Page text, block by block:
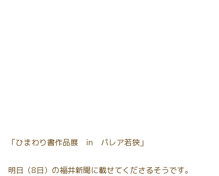
「ひまわり書作品展 in パレア若狭」
明日（8日）の福井新聞に載せてくださるそうです。